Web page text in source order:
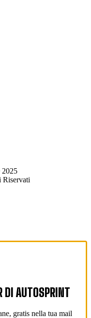
2025
Riservati
AUTOSPRINT
gratis nella tua mail